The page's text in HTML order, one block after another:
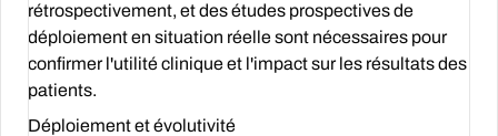
rétrospectivement, et des études prospectives de
déploiement en situation réelle sont nécessaires pour
confirmer l'utilité clinique et l'impact sur les résultats des
patients.
Déploiement et évolutivité